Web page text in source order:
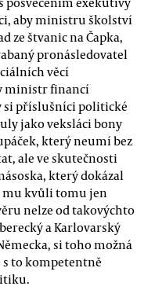
aby ministru školství
štvanic na Čapka,
pronásledovatel
věcí
ministr financí
si příslušníci politické
jako veksláci bony
který neumí bez
ale ve skutečnosti
který dokázal
mu kvůli tomu jen
nelze od takovýchto
a Karlovarský
si toho možná
to kompetentně